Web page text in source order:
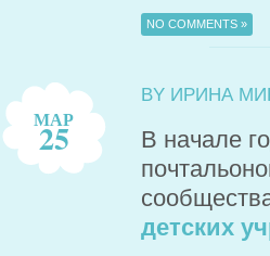
NO COMMENTS »
МАР
25
BY ИРИНА
В начале
детских